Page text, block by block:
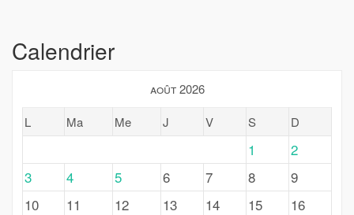
Calendrier
août 2026
L
Ma Me J V S D
1
2
3
4 5 6 7 8
9
10
11 12 13 14 15
16